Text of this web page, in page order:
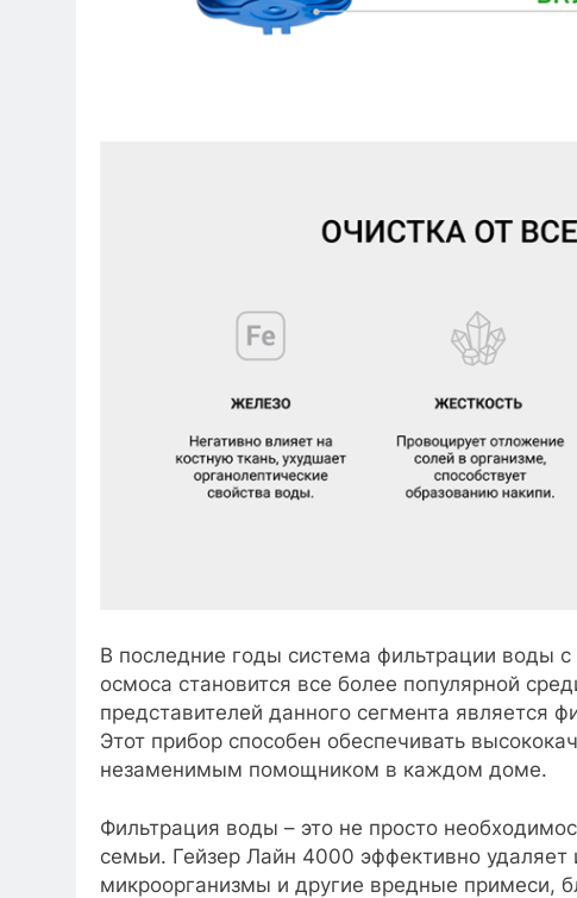
В последние годы система фильтрации воды с
осмоса становится все более популярной
представителей данного сегмента является
Этот прибор способен обеспечивать
незаменимым помощником в каждом доме.
Фильтрация воды – это не просто
семьи. Гейзер Лайн 4000 эффективно
микроорганизмы и другие вредные примеси,